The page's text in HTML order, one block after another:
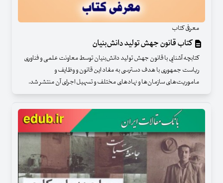
معرفی کتاب
کتاب قانون جهش تولید دانش‌بنیان
کتابچه آشنایی با قانون جهش تولید دانش‌بنیان توسط معاونت علمی و فناوری
ریاست جمهوری با هدف دسترسی به مفاد این قانون و وظایف و
ماموریت‌های سازمان‌ها و نهادهای مختلف و تسهیل اجرای آن منتشر شد.